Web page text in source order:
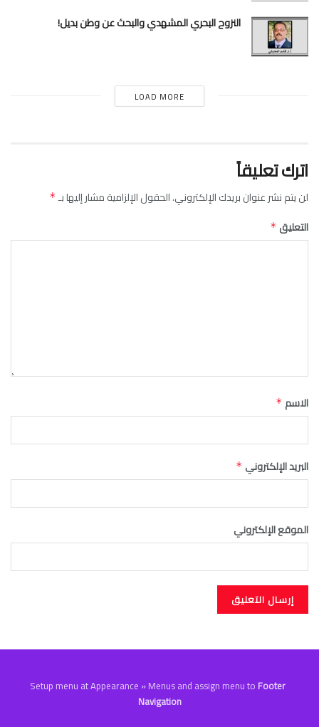
النزوح البحري المشهدي والبحث عن وطن بديل!
LOAD MORE
اترك تعليقاً
لن يتم نشر عنوان بريدك الإلكتروني.الحقول الإلزامية مشار إليها بـ*
التعليق *
الاسم *
البريد الإلكتروني *
الموقع الإلكتروني
Setup menu at Appearance » Menus and assign menu to Footer
Navigation